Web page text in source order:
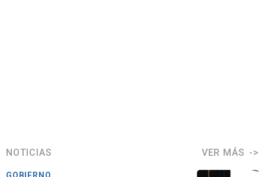
NOTICIAS VER MÁS
GOBIERNO